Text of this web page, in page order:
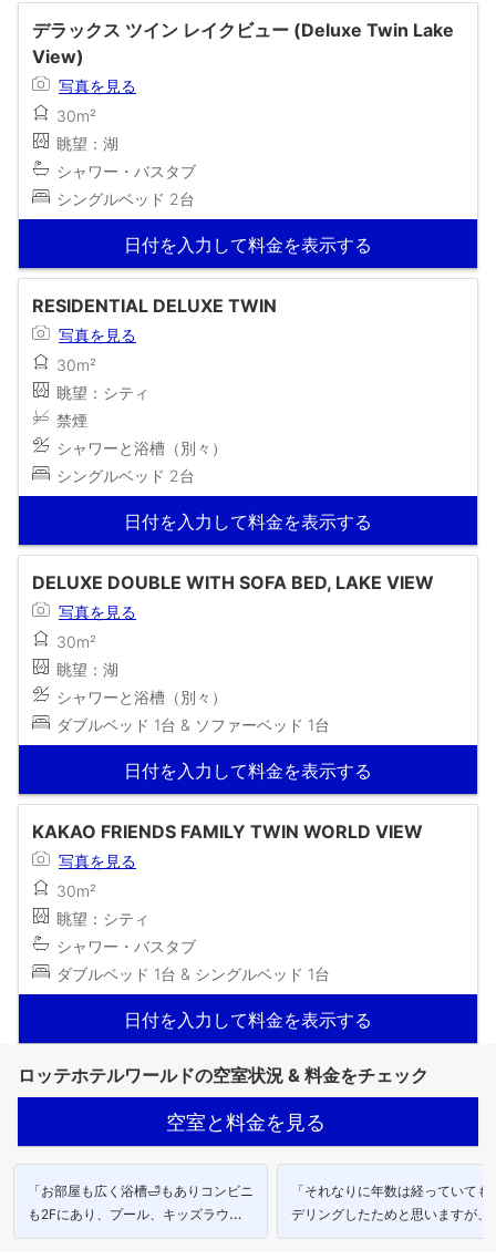
デラックス ツイン レイクビュー (Deluxe Twin Lake
View)
写真を見る
30m²
眺望：湖
シャワー・バスタブ
シングルベッド 2台
日付を入力して料金を表示する
RESIDENTIAL DELUXE TWIN
写真を見る
30m²
眺望：シティ
禁煙
シャワーと浴槽（別々）
シングルベッド 2台
日付を入力して料金を表示する
DELUXE DOUBLE WITH SOFA BED, LAKE VIEW
写真を見る
30m²
眺望：湖
シャワーと浴槽（別々）
ダブルベッド 1台 & ソファーベッド 1台
日付を入力して料金を表示する
KAKAO FRIENDS FAMILY TWIN WORLD VIEW
写真を見る
30m²
眺望：シティ
シャワー・バスタブ
ダブルベッド 1台 & シングルベッド 1台
日付を入力して料金を表示する
ロッテホテルワールドの空室状況 & 料金をチェック
空室と料金を見る
「お部屋も広く浴槽🛁もありコンビニ
も2Fにあり、プール、キッズラウン
ジ、子供がとても楽しめる場所でし
「それなりに年数は経っていても
デリングしたためと思いますが、
感もありとても気持ちよく利用す